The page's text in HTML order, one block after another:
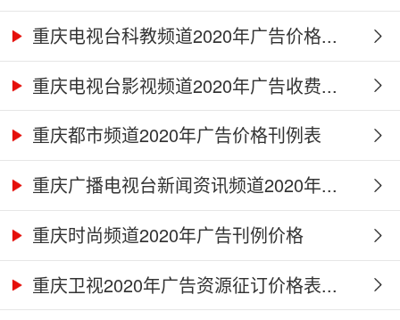
重庆电视台科教频道2020年广告价格...
重庆电视台影视频道2020年广告收费...
重庆都市频道2020年广告价格刊例表
重庆广播电视台新闻资讯频道2020年...
重庆时尚频道2020年广告刊例价格
重庆卫视2020年广告资源征订价格表...